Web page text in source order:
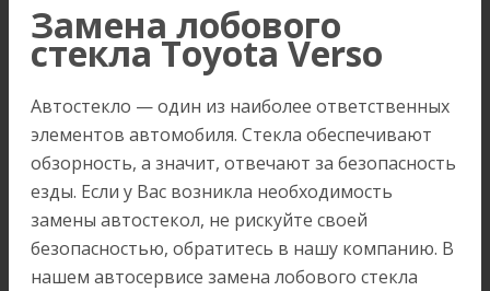
Замена лобового
стекла Toyota Verso
Автостекло — один из наиболее ответственных
элементов автомобиля. Стекла обеспечивают
обзорность, а значит, отвечают за безопасность
езды. Если у Вас возникла необходимость
замены автостекол, не рискуйте своей
безопасностью, обратитесь в нашу компанию. В
нашем автосервисе замена лобового стекла